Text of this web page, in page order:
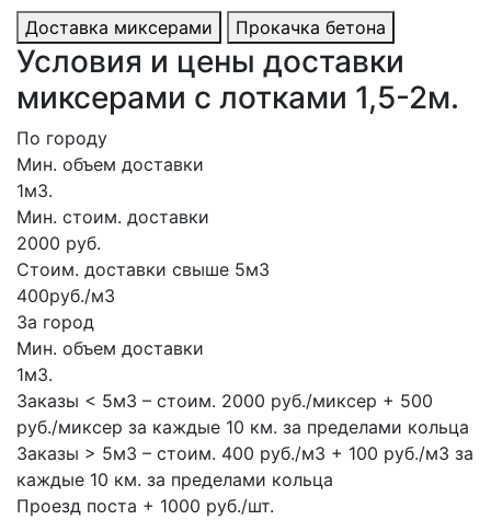
Доставка миксерами Прокачка бетона
Условия и цены доставки
миксерами с лотками 1,5-2м.
По городу
Мин. объем доставки
1м3.
Мин. стоим. доставки
2000 руб.
Стоим. доставки свыше 5м3
400руб./м3
За город
Мин. объем доставки
1м3.
Заказы < 5м3 – стоим. 2000 руб./миксер + 500
руб./миксер за каждые 10 км. за пределами кольца
Заказы > 5м3 – стоим. 400 руб./м3 + 100 руб./м3 за
каждые 10 км. за пределами кольца
Проезд поста + 1000 руб./шт.